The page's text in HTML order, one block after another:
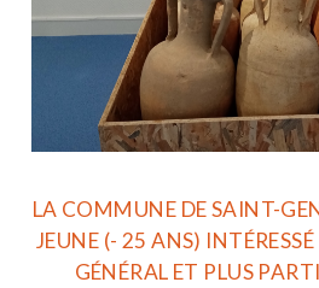
LA COMMUNE DE SAINT-
JEUNE (- 25 ANS)
GÉNÉRAL ET PLUS